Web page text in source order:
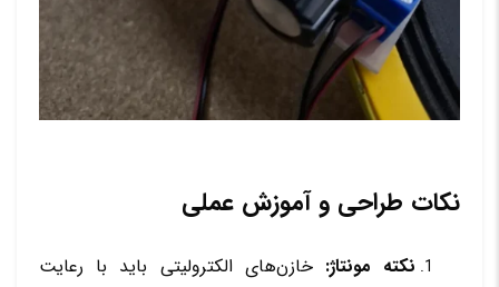
نکات طراحی و آموزش عملی
نکته مونتاژ: خازن‌های الکترولیتی باید با رعایت